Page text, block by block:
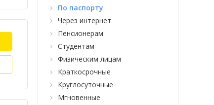
По паспорту
Через интернет
Пенсионерам
Студентам
Физическим лицам
Краткосрочные
Круглосуточные
Мгновенные